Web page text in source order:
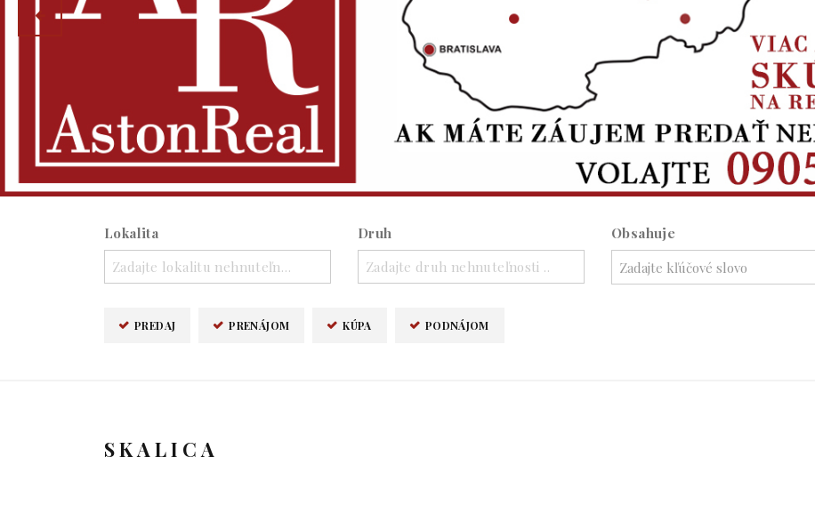
Lokalita
Zadajte lokalitu nehnuteľnosti ..
Druh
Zadajte druh nehnuteľnosti ..
Obsahuje
PREDAJ PRENÁJOM KÚPA PODNÁJOM
SKALICA